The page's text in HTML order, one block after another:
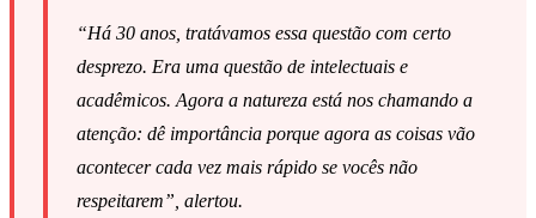
“Há 30 anos, tratávamos essa questão com certo
desprezo. Era uma questão de intelectuais e
acadêmicos. Agora a natureza está nos chamando a
atenção: dê importância porque agora as coisas vão
acontecer cada vez mais rápido se vocês não
respeitarem”, alertou.